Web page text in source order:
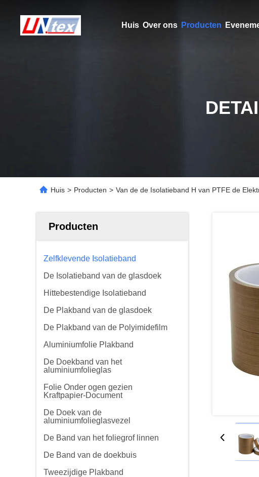
Huis Over ons Producten
Huis > Producten > Van de de Isolatieband H van PTFE de
Producten
Zelfklevende Isolatieband
De Isolatieband van de glasdoek
Hittebestendige Isolatieband
De Plakband van de glasdoek
De Plakband van de Polyimidefilm
Aluminiumfolie Plakband
De Doekband van het
aluminiumfolieglas
Folie Onder ogen gezien
Kraftpapier-Document
De Doek van de
aluminiumfolieglasvezel
De Band van het foliegrof linnen
De Band van de doekbuis
Tweezijdige Plakband